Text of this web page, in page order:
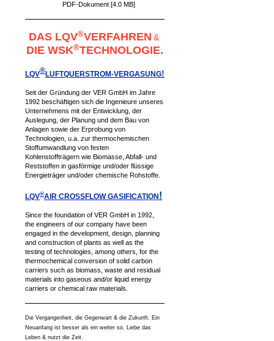
PDF-Dokument [4.0 MB]
DAS LQV®VERFAHREN &
DIE WSK®TECHNOLOGIE.
LQV®LUFTQUERSTROM-VERGASUNG!
Seit der Gründung der VER GmbH im Jahre
1992 beschäftigen sich die Ingenieure unseres
Unternehmens mit der Entwicklung, der
Auslegung, der Planung und dem Bau von
Anlagen sowie der Erprobung von
Technologien, u.a. zur thermochemischen
Stoffumwandlung von festen
Kohlenstoffträgern wie Biomasse, Abfall- und
Reststoffen in gasförmige und/oder flüssige
Energieträger und/oder chemische Rohstoffe.
LQV®AIR CROSSFLOW GASIFICATION!
Since the foundation of VER GmbH in 1992,
the engineers of our company have been
engaged in the development, design, planning
and construction of plants as well as the
testing of technologies, among others, for the
thermochemical conversion of solid carbon
carriers such as biomass, waste and residual
materials into gaseous and/or liquid energy
carriers or chemical raw materials.
Die Vergangenheit, die Gegenwart & die Zukunft. Ein
Neuanfang ist besser als ein weiter so. Liebe das
Leben & nutzt die Zeit.